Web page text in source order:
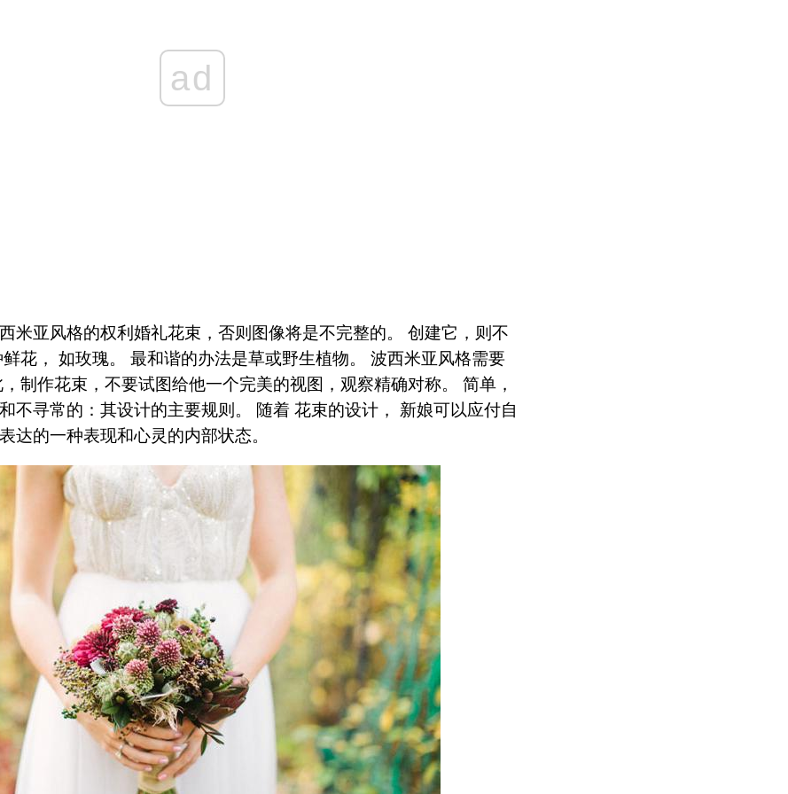
ad
米亚风格的权利婚礼花束，否则图像将是不完整的。 创建它，则不
花， 如玫瑰。 最和谐的办法是草或野生植物。 波西米亚风格需要
制作花束，不要试图给他一个完美的视图，观察精确对称。 简单，
不寻常的：其设计的主要规则。 随着 花束的设计， 新娘可以应付自
达的一种表现和心灵的内部状态。